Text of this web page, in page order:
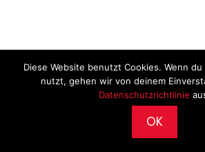
2026 © CultureWorks •
Datenschutz
Diese Website benutzt Cookies. Wenn
nutzt, gehen wir von deinem
Datenschutzrichtlinie
OK